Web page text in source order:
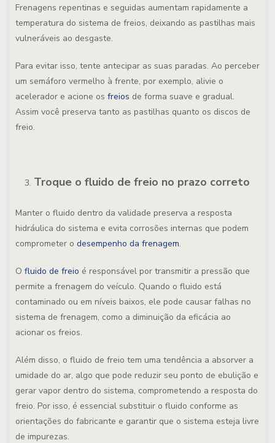
Frenagens repentinas e seguidas aumentam rapidamente a
temperatura do sistema de freios, deixando as pastilhas mais
vulneráveis ao desgaste.
Para evitar isso, tente antecipar as suas paradas. Ao perceber
um semáforo vermelho à frente, por exemplo, alivie o
acelerador e acione os freios de forma suave e gradual.
Assim você preserva tanto as pastilhas quanto os discos de
freio.
Troque o fluido de freio no prazo correto
Manter o fluido dentro da validade preserva a resposta
hidráulica do sistema e evita corrosões internas que podem
comprometer o desempenho da frenagem.
O fluido de freio é responsável por transmitir a pressão que
permite a frenagem do veículo. Quando o fluido está
contaminado ou em níveis baixos, ele pode causar falhas no
sistema de frenagem, como a diminuição da eficácia ao
acionar os freios.
Além disso, o fluido de freio tem uma tendência a absorver a
umidade do ar, algo que pode reduzir seu ponto de ebulição e
gerar vapor dentro do sistema, comprometendo a resposta do
freio. Por isso, é essencial substituir o fluido conforme as
orientações do fabricante e garantir que o sistema esteja livre
de impurezas.